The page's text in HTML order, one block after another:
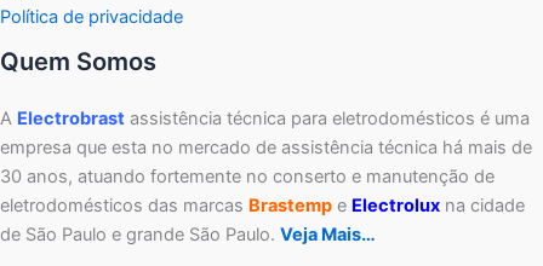
Política de privacidade
Quem Somos
A Electrobrast assistência técnica para eletrodomésticos é uma
empresa que esta no mercado de assistência técnica há mais de
30 anos, atuando fortemente no conserto e manutenção de
eletrodomésticos das marcas Brastemp e Electrolux na cidade
de São Paulo e grande São Paulo. Veja Mais…